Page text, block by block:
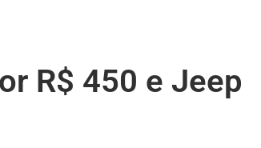
R$ 450 e Jeep